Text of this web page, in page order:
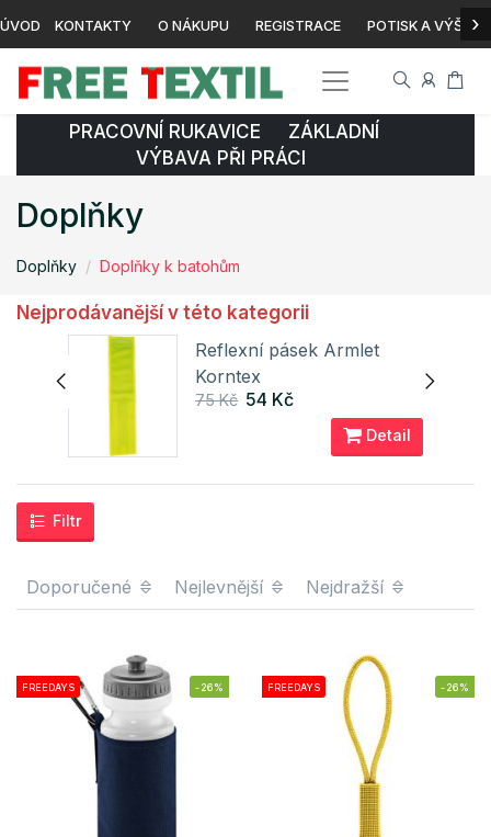
ÚVOD KONTAKTY O NÁKUPU REGISTRACE POTISK A ›
PRACOVNÍ RUKAVICE ZÁKLADNÍ
VÝBAVA PŘI PRÁCI
Doplňky
Doplňky Doplňky k batohům
Nejprodávanější v této kategorii
Reflexní pásek Armlet
Korntex
75 Kč 54 Kč
Detail
Filtr
Doporučené Nejlevnější Nejdražší
FREEDAYS -26% FREEDAYS -26%